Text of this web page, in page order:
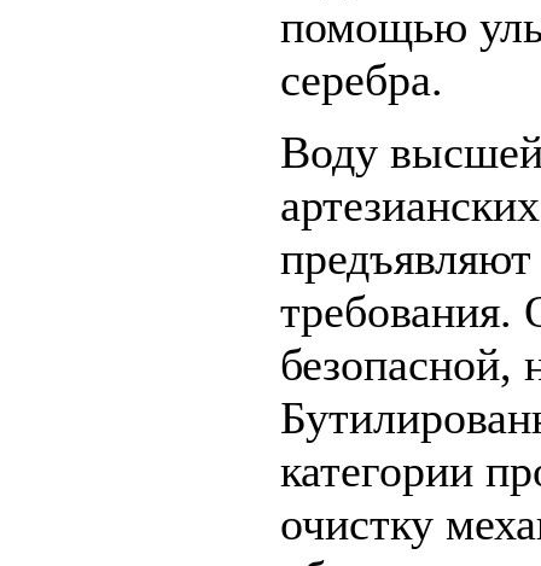
помощью
серебра.
Воду
требования.
безопасной,
категории
очистку